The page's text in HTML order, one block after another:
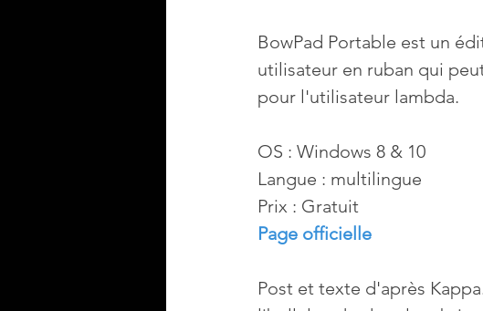
BowPad Portable est un
utilisateur en ruban qui
pour l'utilisateur lambda.
OS : Windows 8 & 10
Langue : multilingue
Prix : Gratuit
Page officielle
Post et texte d'après